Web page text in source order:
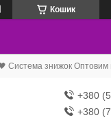
Кошик
Система знижок Оптовим
+380
+380